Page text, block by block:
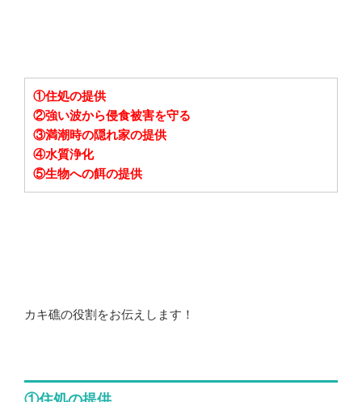
①住処の提供
②強い波から侵食被害を守る
③満潮時の隠れ家の提供
④水質浄化
⑤生物への餌の提供
カキ礁の役割をお伝えします！